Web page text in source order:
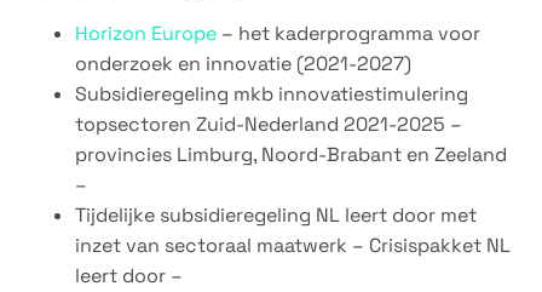
Horizon Europe – het kaderprogramma voor
onderzoek en innovatie (2021-2027)
Subsidieregeling mkb innovatiestimulering
topsectoren Zuid-Nederland 2021-2025 –
provincies Limburg, Noord-Brabant en Zeeland
–
Tijdelijke subsidieregeling NL leert door met
inzet van sectoraal maatwerk – Crisispakket NL
leert door –